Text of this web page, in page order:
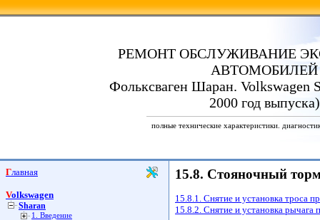
РЕМОНТ ОБСЛУЖИВАНИЕ
АВТОМОБИЛЕЙ
Фольксваген Шаран. Volkswagen
2000 год выпуска)
полные технические характеристики.
Главная
Volkswagen
Sharan
1. Введение
15.8. Стояночный
15.8.1. Снятие и установка троса
15.8.2. Снятие и установка рычага